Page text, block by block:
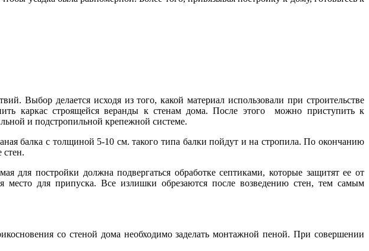
Выбор делается исходя из того, какой материал использовали при строительстве
каркас строящейся веранды к стенам дома. После этого можно приступить к
и подстропильной крепежной системе.
балка с толщиной 5-10 см. такого типа балки пойдут и на стропила. По окончанию
стен.
постройки должна подвергаться обработке септиками, которые защитят ее от
место для припуска. Все излишки обрезаются после возведению стен, тем самым
со стеной дома необходимо заделать монтажной пеной. При совершении